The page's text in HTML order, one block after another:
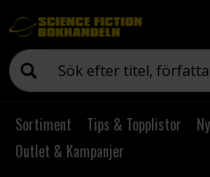
Sortiment Tips & Topplistor
Outlet & Kampanjer